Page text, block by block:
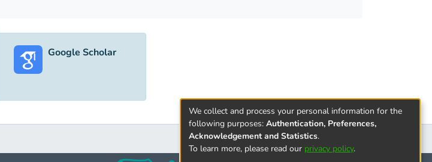
Google Scholar
We collect and process your personal information for the
following purposes: Authentication, Preferences,
Acknowledgement and Statistics.
To learn more, please read our privacy policy.